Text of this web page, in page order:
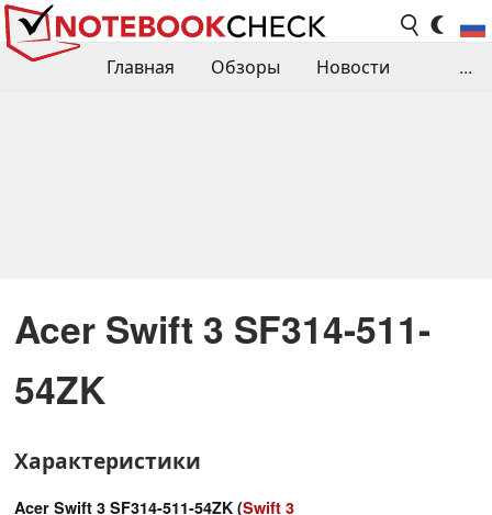
Главная Обзоры
Новости
...
Acer Swift 3 SF314-511-
54ZK
Характеристики
Acer Swift 3 SF314-511-54ZK (Swift 3